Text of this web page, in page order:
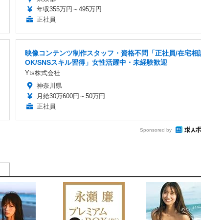
年収355万円～495万円
正社員
映像コンテンツ制作スタッフ・資格不問「正社員/在宅相
OK/SNSスキル習得」女性活躍中・未経験歓迎
Yts株式会社
神奈川県
月給30万600円～50万円
正社員
Sponsored by